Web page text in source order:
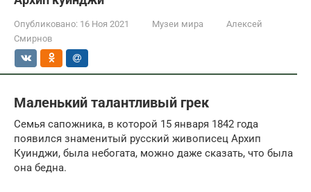
Опубликовано: 16 Ноя 2021 Музеи мира
Алексей
Смирнов
Маленький талантливый грек
Семья сапожника, в которой 15 января 1842 года
появился знаменитый русский живописец Архип
Куинджи, была небогата, можно даже сказать, что была
она бедна.